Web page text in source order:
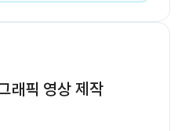
래픽 영상 제작